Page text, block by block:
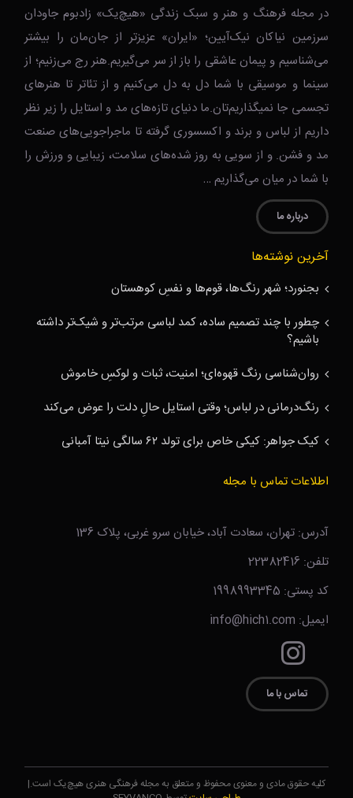
در مجله فرهنگ و هنر و سبک زندگی‌ «هیچ‌یک» زادبوم جاودان
سرزمین نیاکان نیک‌‌‌آیین؛ «ایران» عزیزتر از جان‌مان را بیشتر
می‌شناسیم و پیمان عاشقی را باز از سر می‌گیریم.هنر رج می‌زنیم؛ از
سینما و موسیقی با شما دل به دل می‌کنیم و از تئاتر تا هنرهای
تجسمی جا نمیگذاریم‌تان.ما دنیای تازه‌های مد و استایل را زیر نظر
داریم از لباس و برند و اکسسوری گرفته تا ماجراجویی‌های صنعت
مد و فشن. و از سویی به روز شده‌های سلامت، زیبایی و ورزش را
با شما در میان می‌گذاریم …
درباره ما
آخرین نوشته‌ها
بجنورد؛ شهر رنگ‌ها، قوم‌ها و نفسِ کوهستان
چطور با چند تصمیم ساده، کمد لباسی مرتب‌تر و شیک‌تر داشته
باشیم؟
روان‌شناسی رنگ قهوه‌ای؛ امنیت، ثبات و لوکسِ خاموش
رنگ‌درمانی در لباس؛ وقتی استایل حالِ دلت را عوض می‌کند
کیک جواهر: کیکی خاص برای تولد ۶۲ سالگی نیتا آمبانی
اطلاعات تماس با مجله
آدرس: تهران، سعادت آباد، خیابان سرو غربی، پلاک 136
تلفن: 22382416
کد پستی: 1998993345
ایمیل: info@hich1.com
تماس با ما
کلیه حقوق مادی و معنوی محفوظ و متعلق به مجله فرهنگی هنری هیچ‌یک است.|